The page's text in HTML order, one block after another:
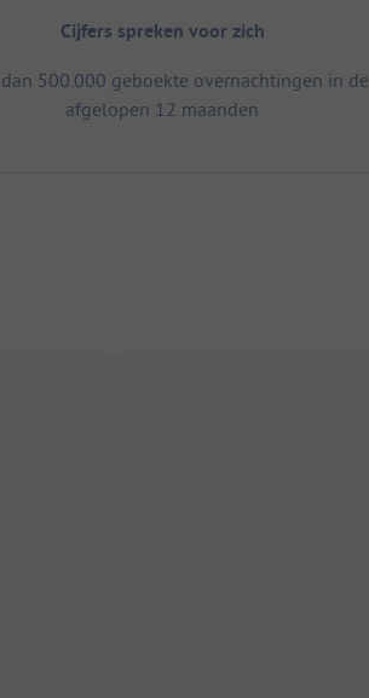
Cijfers spreken voor zich
500.000 geboekte overnachtingen in de
afgelopen 12 maanden